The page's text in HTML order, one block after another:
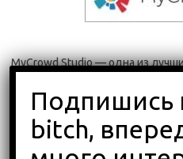
MyCrowd Studio — одна из
приложений, где вы можете
высококвалифицированных
Эта служба краудсорсинга